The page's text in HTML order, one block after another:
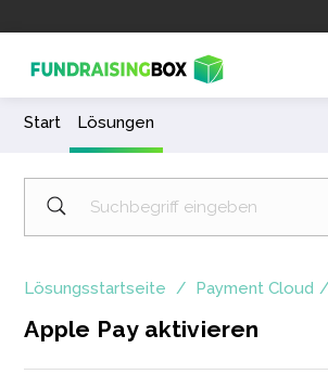
Start Lösungen
Lösungsstartseite Payment Cloud
Apple Pay aktivieren